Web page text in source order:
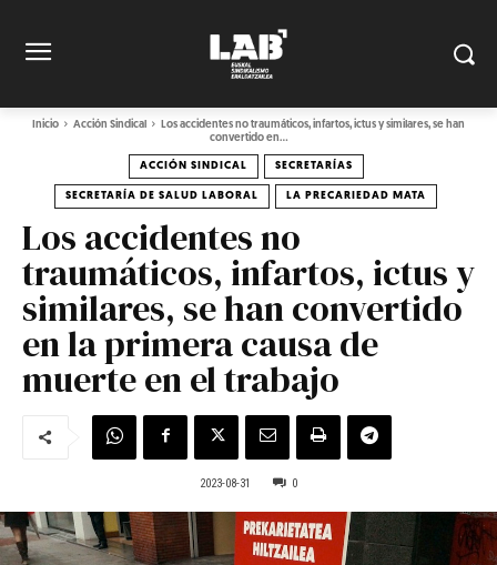
Inicio Acción Sindical
Los accidentes no traumáticos, infartos, ictus y similares, se han
convertido en...
ACCIÓN SINDICAL SECRETARÍAS
SECRETARÍA DE SALUD LABORAL LA PRECARIEDAD MATA
Los accidentes no
traumáticos, infartos, ictus y
similares, se han convertido
en la primera causa de
muerte en el trabajo
2023-08-31 0